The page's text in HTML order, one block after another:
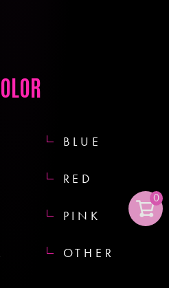
BLUE
RED
PINK
OTHER
0